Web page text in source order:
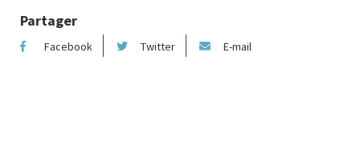
Partager
Facebook Twitter E-mail